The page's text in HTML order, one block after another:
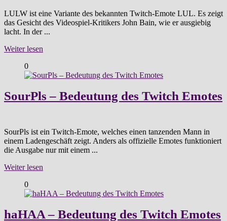
LULW ist eine Variante des bekannten Twitch-Emote LUL. Es zeigt
das Gesicht des Videospiel-Kritikers John Bain, wie er ausgiebig
lacht. In der ...
Weiter lesen
0
SourPls – Bedeutung des Twitch Emotes
SourPls ist ein Twitch-Emote, welches einen tanzenden Mann in
einem Ladengeschäft zeigt. Anders als offizielle Emotes funktioniert
die Ausgabe nur mit einem ...
Weiter lesen
0
haHAA – Bedeutung des Twitch Emotes